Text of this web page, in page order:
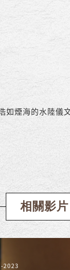
煙海的水陸
相關影片
2023